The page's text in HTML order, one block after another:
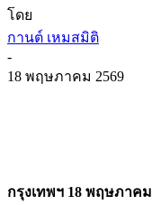
โดย
กานต์ เหมสมิติ
-
18 พฤษภาคม 2569
กรุงเทพฯ 18 พฤษภาคม